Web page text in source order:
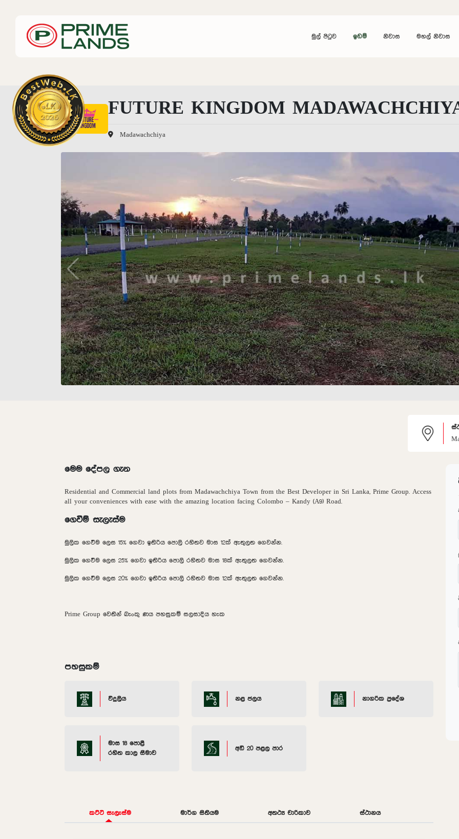
මුල් පිටුව ඉඩම් නිවාස මහල් නිවාස
FUTURE KINGDOM
Madawachchiya
මෙම දේපල ගැන
Residential and Commercial land plots from Madawachchiya Town from the Best Developer in Sri Lanka, Prime Group. Access
all your conveniences with ease with the amazing location facing Colombo – Kandy (A9) Road.
ගෙවීම් සැලැස්ම
මුලික ගෙවීම ලෙස 15% ගෙවා ඉතිරිය පොලි රහිතව මාස 12ක් ඇතුලත ගෙවන්න.
මුලික ගෙවීම ලෙස 25% ගෙවා ඉතිරිය පොලි රහිතව මාස 18ක් ඇතුලත ගෙවන්න.
මුලික ගෙවීම ලෙස 20% ගෙවා ඉතිරිය පොලි රහිතව මාස 12ක් ඇතුලත ගෙවන්න.
Prime Group වෙතින් බැංකු ණය පහසුකම් සලසාදිය හැක
පහසුකම්
විදුලිය නළ ජලය නාගරික ප්‍රදේශ
මාස 18 පොළී
රහිත කාල සීමාව
අඩි 20 පළල පාර
කට්ටි සැලැස්ම මාර්ග සිතියම අතථ්‍ය චාරිකාව ස්ථානය